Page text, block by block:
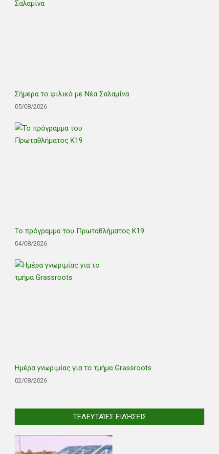
Σήμερα το φιλικό με Νέα Σαλαμίνα
05/08/2026
Το πρόγραμμα του Πρωταθλήματος Κ19
04/08/2026
Ημέρα γνωριμίας για το τμήμα Grassroots
02/08/2026
ΤΕΛΕΥΤΑΊΕΣ ΕΙΔΉΣΕΙΣ